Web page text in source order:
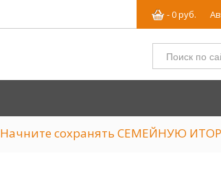
-0руб.
Начните сохранять СЕМЕЙНУЮ